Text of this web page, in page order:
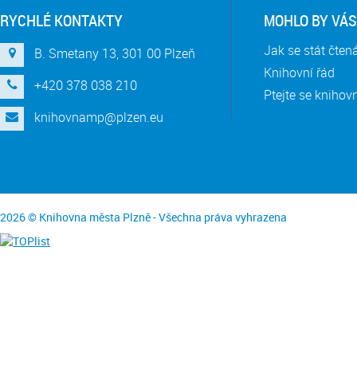
RYCHLÉ KONTAKTY
B. Smetany 13, 301 00 Plzeň
+420 378 038 210
knihovnamp@plzen.eu
MOHLO BY
Jak se stát
Knihovní řád
Ptejte se
2026 © Knihovna města Plzně - Všechna práva vyhrazena